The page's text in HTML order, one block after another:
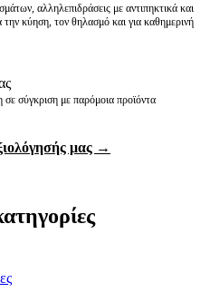
αλληλεπιδράσεις με αντιπηκτικά και
κύηση, τον θηλασμό και για καθημερινή
σύγκριση με παρόμοια προϊόντα
μας →